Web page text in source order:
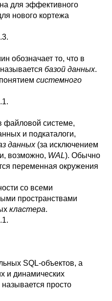
для эффективного
нового кортежа
.
обозначает то, что в
называется базой данных.
системного
.
файловой системе,
и подкаталоги,
данных(за исключением
и, возможно, WAL). Обычно
переменная окружения
со всеми
пространствами
кластера.
.
SQL-объектов, а
и динамических
просто